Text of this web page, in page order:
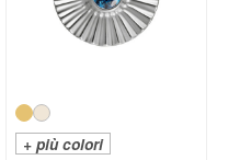
+ più colori